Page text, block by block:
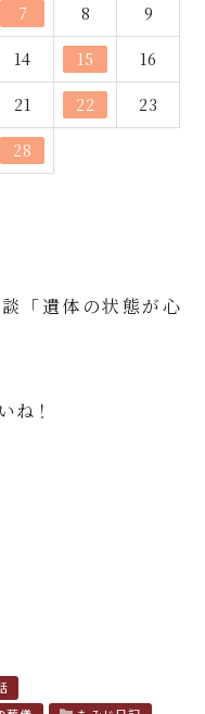
7 8 9
14 15 16
21 22 23
28
「遺体の状態が心
ね！